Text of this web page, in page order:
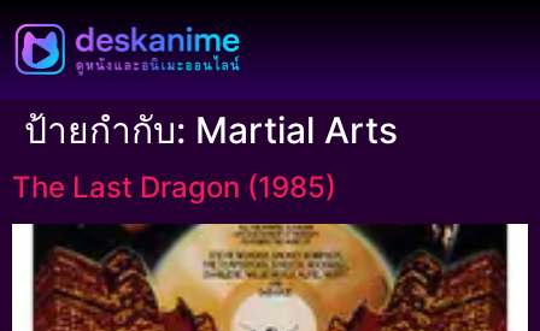
ป้ายกำกับ: Martial Arts
The Last Dragon (1985)